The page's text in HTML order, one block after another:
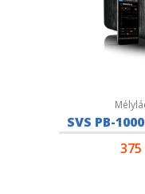
SVS PB-
375